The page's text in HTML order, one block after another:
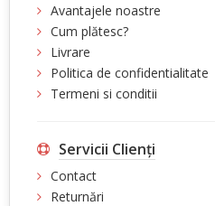
Avantajele noastre
Cum plătesc?
Livrare
Politica de confidentialitate
Termeni si conditii
Servicii Clienţi
Contact
Returnări